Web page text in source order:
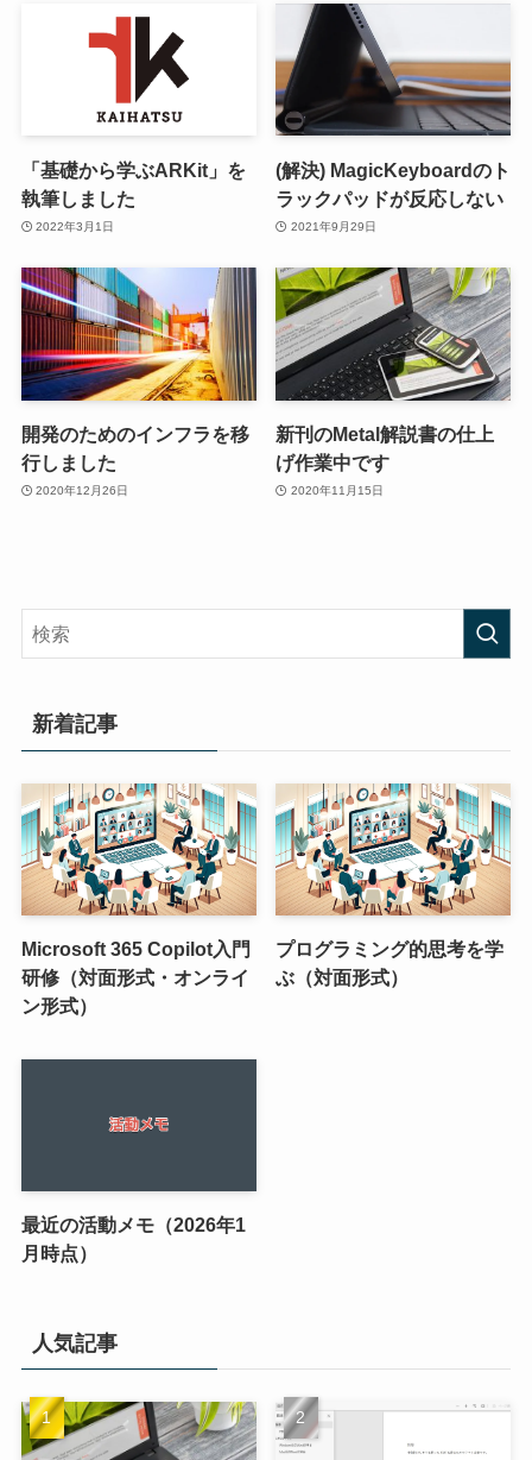
「基礎から学ぶARKit」を
執筆しました
2022年3月1日
(解決) MagicKeyboardのト
ラックパッドが反応しない
2021年9月29日
開発のためのインフラを移
行しました
2020年12月26日
新刊のMetal解説書の仕上
げ作業中です
2020年11月15日
新着記事
Microsoft 365 Copilot入門
研修（対面形式・オンライ
ン形式）
プログラミング的思考を学
ぶ（対面形式）
最近の活動メモ（2026年1
月時点）
人気記事